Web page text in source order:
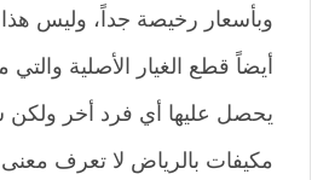
وبأسعار رخيصة جداً، وليس هذا
أيضاً قطع الغيار الأصلية
يحصل عليها أي فرد أخر
مكيفات بالرياض لا تعرف